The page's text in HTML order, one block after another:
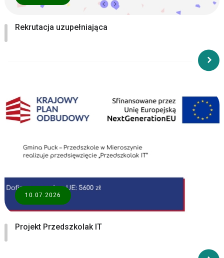
Rekrutacja uzupełniająca
10.07.2026
Projekt Przedszkolak IT